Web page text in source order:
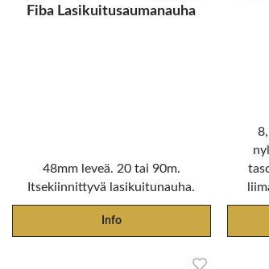
Fiba Lasikuitusaumanauha
48mm leveä. 20 tai 90m.
Itsekiinnittyvä lasikuitunauha.
Info